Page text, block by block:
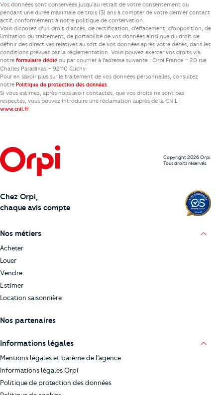
Vos données sont conservées jusqu’au retrait de votre consentement ou
pendant une durée maximale de trois (3) ans à compter de votre dernier contact
actif, conformément à notre politique de conservation.
Vous disposez d’un droit d’accès, de rectification, d’effacement, d’opposition, de
limitation du traitement, de portabilité de vos données ainsi que du droit de
définir des directives relatives au sort de vos données après votre décès, dans les
conditions prévues par la réglementation. Vous pouvez exercer vos droits via
notre formulaire dédié ou par courrier à l’adresse suivante : Orpi France – 20 rue
Charles Paradinas – 92110 Clichy.
Pour en savoir plus sur le traitement de vos données personnelles, consultez
notre Politique de protection des données.
Si vous estimez, après nous avoir contactés, que vos droits ne sont pas
respectés, vous pouvez introduire une réclamation auprès de la CNIL :
www.cnil.fr.
Copyright 2026 Orpi.
Tous droits réservés.
Chez Orpi,
chaque avis compte
Nos métiers
Acheter
Louer
Vendre
Estimer
Location saisonnière
Nos partenaires
Informations légales
Mentions légales et barème de l’agence
Informations légales Orpi
Politique de protection des données